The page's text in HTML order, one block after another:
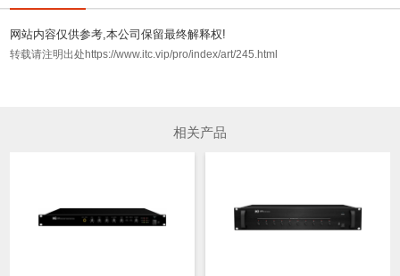
网站内容仅供参考,本公司保留最终解释权!
转载请注明出处https://www.itc.vip/pro/index/art/245.html
相关产品